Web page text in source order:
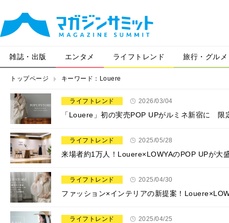
雑誌・出版 エンタメ ライフトレンド 旅行・グルメ
トップページ キーワード：Louere
ライフトレンド 2026/03/04
「Louere」初の実売POP UPがルミネ新宿に 限
ライフトレンド 2025/05/28
来場者約1万人！Louere×LOWYAのPOP UPが大
ライフトレンド 2025/04/30
ファッション×インテリアの新提案！
ライフトレンド 2025/04/25